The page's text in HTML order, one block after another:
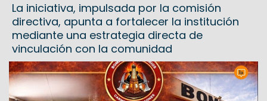
La iniciativa, impulsada por la comisión
directiva, apunta a fortalecer la institución
mediante una estrategia directa de
vinculación con la comunidad